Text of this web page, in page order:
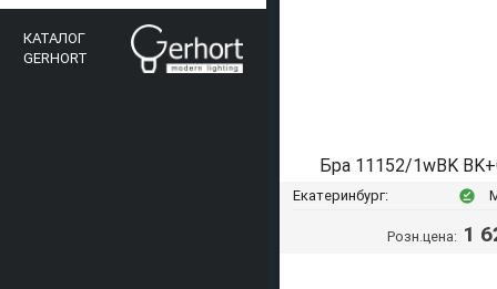
КАТАЛОГ
GERHORT
Бра 11152/1wBK
Екатеринбург: offline_pin
Розн.цена: 1